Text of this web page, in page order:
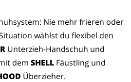
Nie mehr frieren oder
wählst du flexibel den
Unterzieh-Handschuh und
dem SHELL Fäustling und
Überzieher.